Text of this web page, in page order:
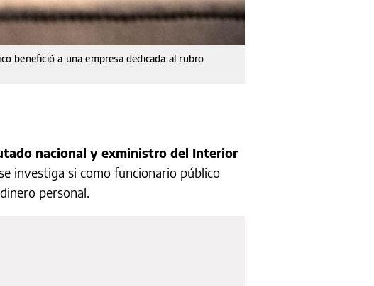
benefició a una empresa dedicada al rubro
nacional y exministro del Interior
investiga si como funcionario público
personal.